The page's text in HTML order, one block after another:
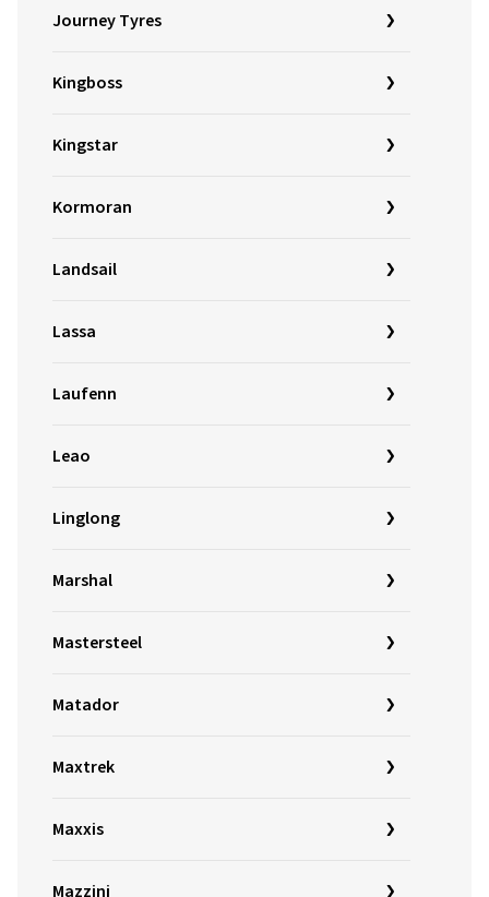
Journey Tyres
Kingboss
Kingstar
Kormoran
Landsail
Lassa
Laufenn
Leao
Linglong
Marshal
Mastersteel
Matador
Maxtrek
Maxxis
Mazzini